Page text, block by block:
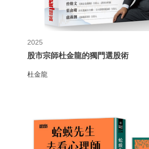
2025
股市宗師杜金龍的獨門選股術
杜金龍